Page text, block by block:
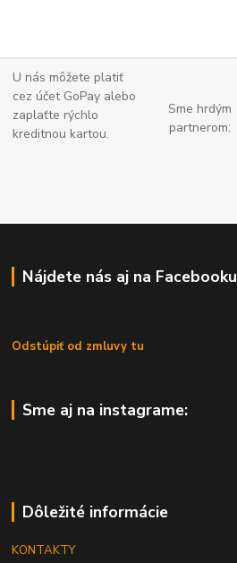
U nás môžete platiť
cez účet GoPay alebo
zaplaťte rýchlo
kreditnou kartou.
Sme hrdým
partnerom:
Nájdete nás aj na Facebooku
Odstúpiť od zmluvy tu
Sme aj na instagrame:
Dôležité informácie
KONTAKTY